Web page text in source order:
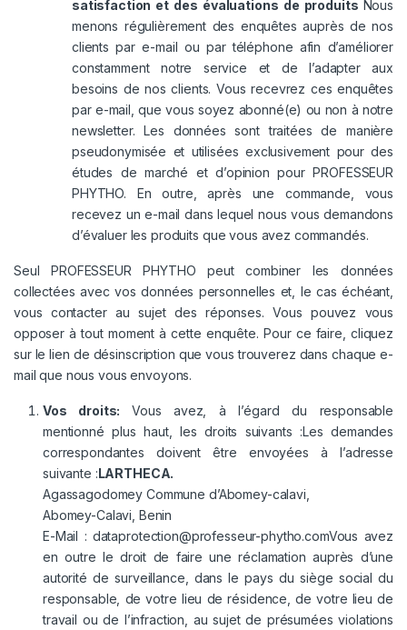
satisfaction et des évaluations de produits Nous
menons régulièrement des enquêtes auprès de nos
clients par e-mail ou par téléphone afin d’améliorer
constamment notre service et de l’adapter aux
besoins de nos clients. Vous recevrez ces enquêtes
par e-mail, que vous soyez abonné(e) ou non à notre
newsletter. Les données sont traitées de manière
pseudonymisée et utilisées exclusivement pour des
études de marché et d’opinion pour PROFESSEUR
PHYTHO. En outre, après une commande, vous
recevez un e-mail dans lequel nous vous demandons
d’évaluer les produits que vous avez commandés.
Seul PROFESSEUR PHYTHO peut combiner les données
collectées avec vos données personnelles et, le cas échéant,
vous contacter au sujet des réponses. Vous pouvez vous
opposer à tout moment à cette enquête. Pour ce faire, cliquez
sur le lien de désinscription que vous trouverez dans chaque e-
mail que nous vous envoyons.
Vos droits: Vous avez, à l’égard du responsable
mentionné plus haut, les droits suivants :Les demandes
correspondantes doivent être envoyées à l’adresse
suivante :LARTHECA.
Agassagodomey Commune d’Abomey-calavi,
Abomey-Calavi, Benin
E-Mail : dataprotection@professeur-phytho.comVous avez
en outre le droit de faire une réclamation auprès d’une
autorité de surveillance, dans le pays du siège social du
responsable, de votre lieu de résidence, de votre lieu de
travail ou de l’infraction, au sujet de présumées violations